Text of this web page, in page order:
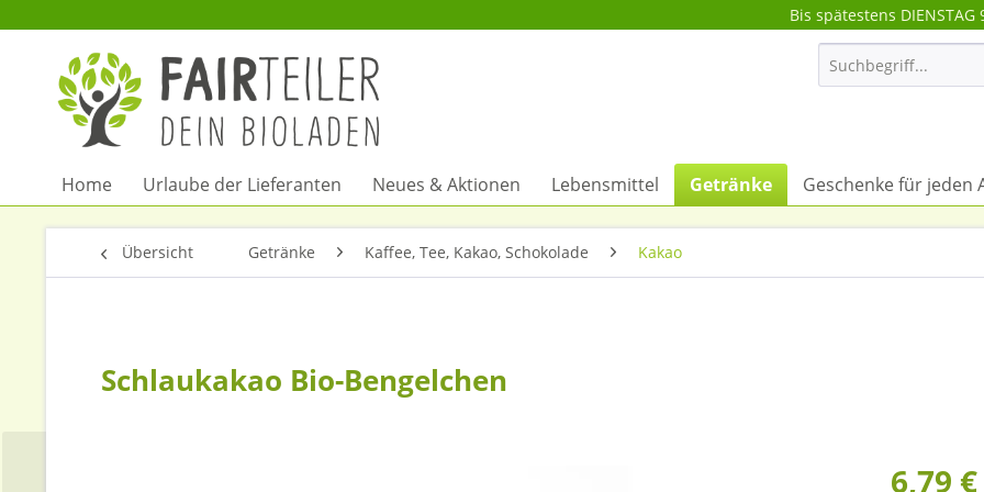
Bis spätestens
Home Urlaube der Lieferanten Neues & Aktionen Lebensmittel Getränke Geschenke für jeden
Übersicht Getränke Kaffee, Tee, Kakao, Schokolade Kakao
Schlaukakao Bio-Bengelchen
6,79 €